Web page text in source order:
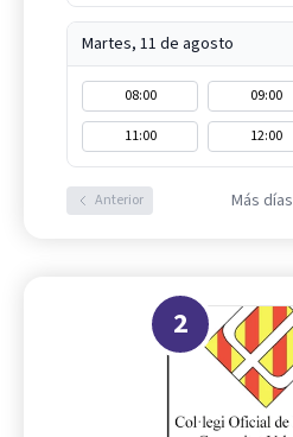
Martes, 11 de agosto
08:00 09:00
11:00
12:00
Anterior Más días
2